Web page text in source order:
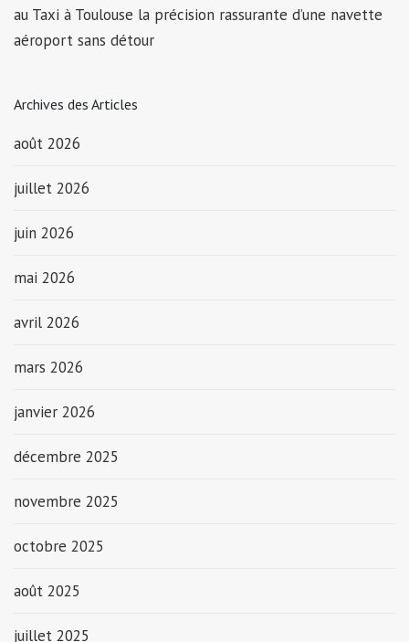
au Taxi à Toulouse la précision rassurante d’une navette
aéroport sans détour
Archives des Articles
août 2026
juillet 2026
juin 2026
mai 2026
avril 2026
mars 2026
janvier 2026
décembre 2025
novembre 2025
octobre 2025
août 2025
juillet 2025